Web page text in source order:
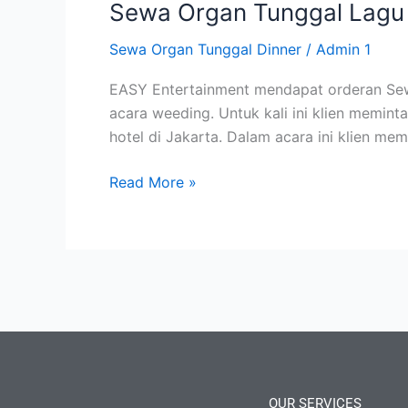
Sewa Organ Tunggal
Sewa Organ Tunggal Dinner / Admin 1
EASY Entertainment mendapat orderan
acara weeding. Untuk kali ini klien
hotel di Jakarta. Dalam acara ini klien
Read More »
OUR SERVICES